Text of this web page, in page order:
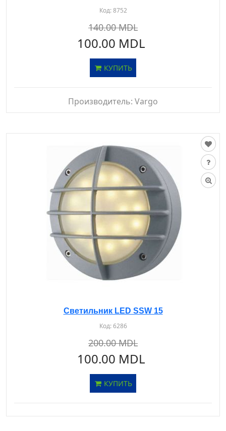
Код:8752
140.00 MDL
100.00 MDL
КУПИТЬ
Производитель: Vargo
Светильник LED SSW 15
Код:6286
200.00 MDL
100.00 MDL
КУПИТЬ